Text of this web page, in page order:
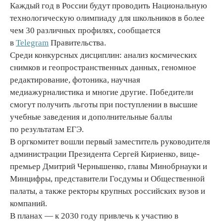
Каждый год в России будут проводить Национальную
технологическую олимпиаду для школьников в более
чем 30 различных профилях, сообщается
в Telegram Правительства.
Среди конкурсных дисциплин: анализ космических
снимков и геопространственных данных, геномное
редактирование, фотоника, научная
медиажурналистика и многие другие. Победители
смогут получить льготы при поступлении в высшие
учебные заведения и дополнительные баллы
по результатам ЕГЭ.
В оргкомитет вошли первый заместитель руководителя
администрации Президента Сергей Кириенко, вице-
премьер Дмитрий Чернышенко, главы Минобрнауки и
Минцифры, представители Госдумы и Общественной
палаты, а также ректоры крупных российских вузов и
компаний.
В планах — к 2030 году привлечь к участию в